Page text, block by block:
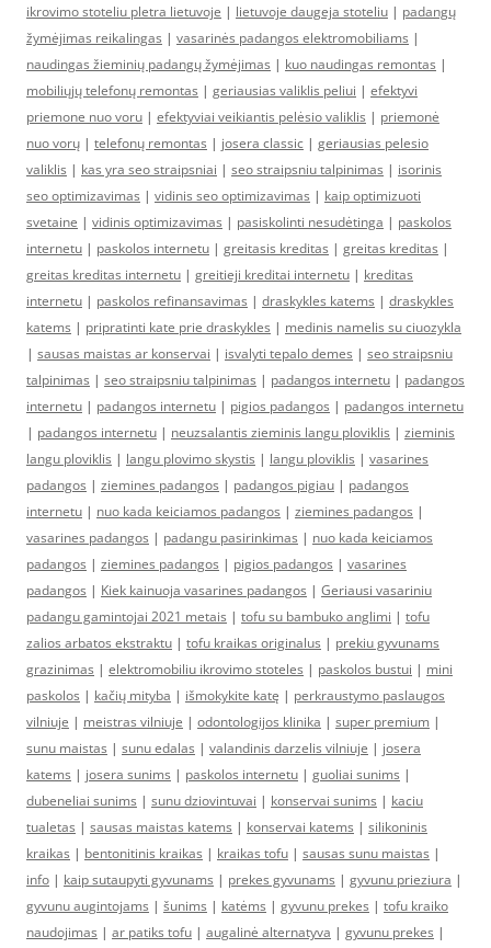
ikrovimo stoteliu pletra lietuvoje | lietuvoje daugeja stoteliu | padangų
žymėjimas reikalingas | vasarinės padangos elektromobiliams |
naudingas žieminių padangų žymėjimas | kuo naudingas remontas |
mobiliųjų telefonų remontas | geriausias valiklis peliui | efektyvi
priemone nuo voru | efektyviai veikiantis pelėsio valiklis | priemonė
nuo vorų | telefonų remontas | josera classic | geriausias pelesio
valiklis | kas yra seo straipsniai | seo straipsniu talpinimas | isorinis
seo optimizavimas | vidinis seo optimizavimas | kaip optimizuoti
svetaine | vidinis optimizavimas | pasiskolinti nesudėtinga | paskolos
internetu | paskolos internetu | greitasis kreditas | greitas kreditas |
greitas kreditas internetu | greitieji kreditai internetu | kreditas
internetu | paskolos refinansavimas | draskykles katems | draskykles
katems | pripratinti kate prie draskykles | medinis namelis su ciuozykla
| sausas maistas ar konservai | isvalyti tepalo demes | seo straipsniu
talpinimas | seo straipsniu talpinimas | padangos internetu | padangos
internetu | padangos internetu | pigios padangos | padangos internetu
| padangos internetu | neuzsalantis zieminis langu ploviklis | zieminis
langu ploviklis | langu plovimo skystis | langu ploviklis | vasarines
padangos | ziemines padangos | padangos pigiau | padangos
internetu | nuo kada keiciamos padangos | ziemines padangos |
vasarines padangos | padangu pasirinkimas | nuo kada keiciamos
padangos | ziemines padangos | pigios padangos | vasarines
padangos | Kiek kainuoja vasarines padangos | Geriausi vasariniu
padangu gamintojai 2021 metais | tofu su bambuko anglimi | tofu
zalios arbatos ekstraktu | tofu kraikas originalus | prekiu gyvunams
grazinimas | elektromobiliu ikrovimo stoteles | paskolos bustui | mini
paskolos | kačių mityba | išmokykite katę | perkraustymo paslaugos
vilniuje | meistras vilniuje | odontologijos klinika | super premium |
sunu maistas | sunu edalas | valandinis darzelis vilniuje | josera
katems | josera sunims | paskolos internetu | guoliai sunims |
dubeneliai sunims | sunu dziovintuvai | konservai sunims | kaciu
tualetas | sausas maistas katems | konservai katems | silikoninis
kraikas | bentonitinis kraikas | kraikas tofu | sausas sunu maistas |
info | kaip sutaupyti gyvunams | prekes gyvunams | gyvunu prieziura |
gyvunu augintojams | šunims | katėms | gyvunu prekes | tofu kraiko
naudojimas | ar patiks tofu | augalinė alternatyva | gyvunu prekes |